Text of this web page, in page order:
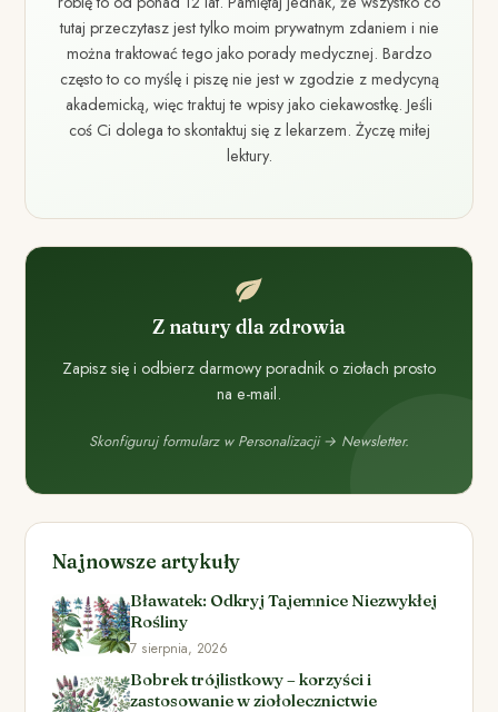
tutaj przeczytasz jest tylko moim prywatnym zdaniem i nie
można traktować tego jako porady medycznej. Bardzo
często to co myślę i piszę nie jest w zgodzie z medycyną
akademicką, więc traktuj te wpisy jako ciekawostkę. Jeśli
coś Ci dolega to skontaktuj się z lekarzem. Życzę miłej
lektury.
Z natury dla zdrowia
Zapisz się i odbierz darmowy poradnik o ziołach prosto
na e-mail.
Skonfiguruj formularz w Personalizacji → Newsletter.
Najnowsze artykuły
Bławatek: Odkryj Tajemnice Niezwykłej
Rośliny
7 sierpnia, 2026
Bobrek trójlistkowy – korzyści i
zastosowanie w ziołolecznictwie